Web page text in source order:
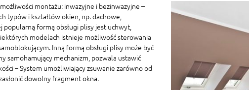
montażu: inwazyjne i bezinwazyjne –
typów i kształtów okien, np. dachowe,
formą obsługi plisy jest uchwyt,
modelach istnieje możliwość sterowania
Inną formą obsługi plisy może być
samohamujący mechanizm, pozwala ustawić
– System umożliwiający zsuwanie zarówno od
dowolny fragment okna.